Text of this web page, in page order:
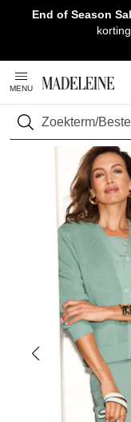
Navigatie
End of Season
MENU
Zoeken
Thuis Kleding